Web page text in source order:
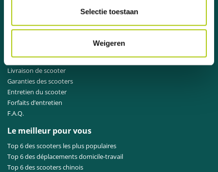
Selectie toestaan
Weigeren
Point de service scooters
Prêt (maxi)scooter à tempérament
Scooter prêt à rouler
Livraison de scooter
Garanties des scooters
Entretien du scooter
Forfaits d’entretien
F.A.Q.
Le meilleur pour vous
Top 6 des scooters les plus populaires
Top 6 des déplacements domicile-travail
Top 6 des scooters chinois